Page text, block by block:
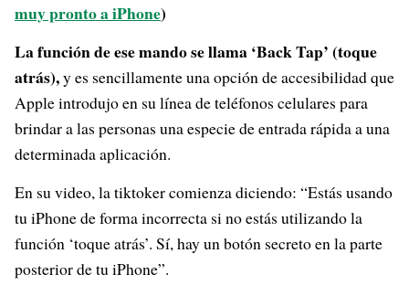
muy pronto a iPhone)
La función de ese mando se llama ‘Back Tap’ (toque
atrás),y es sencillamente una opción de accesibilidad que
Apple introdujo en su línea de teléfonos celulares para
brindar a las personas una especie de entrada rápida a una
determinada aplicación.
En su video, la tiktoker comienza diciendo: “Estás usando
tu iPhone de forma incorrecta si no estás utilizando la
función ‘toque atrás’. Sí, hay un botón secreto en la parte
posterior de tu iPhone”.